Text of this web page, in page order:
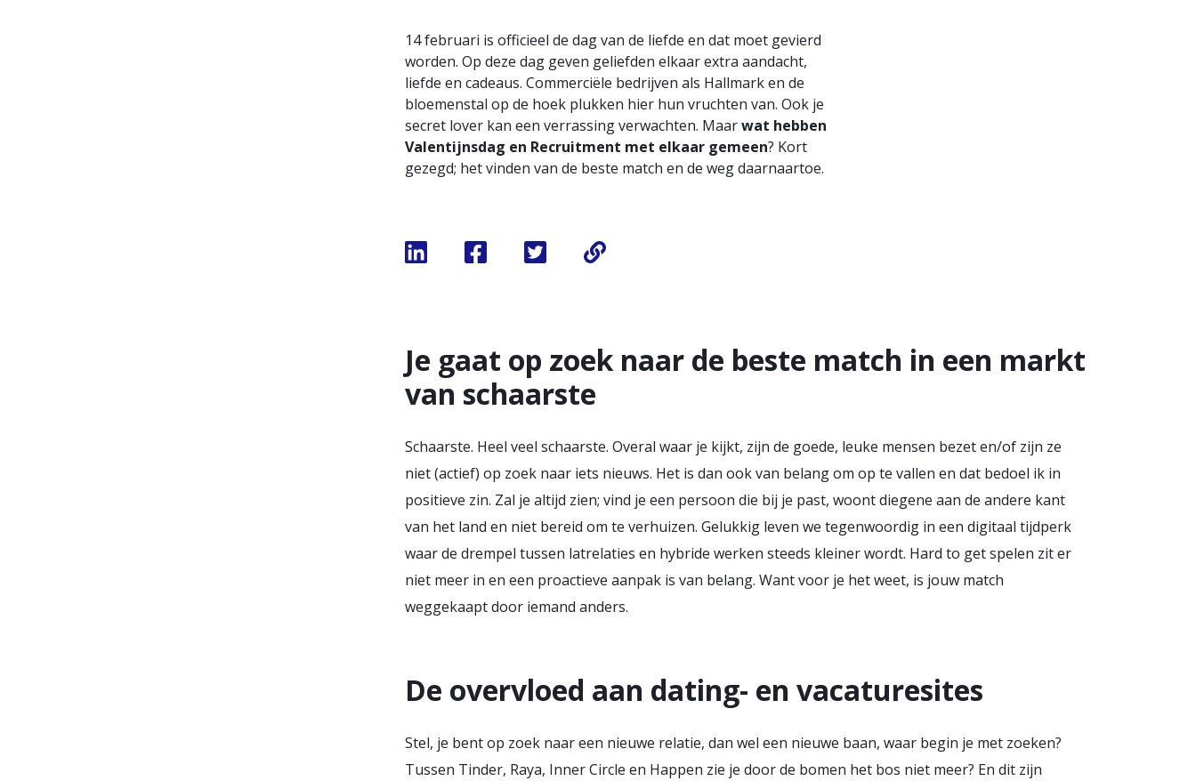
14 februari is officieel de dag van de liefde en dat moet gevierd
worden. Op deze dag geven geliefden elkaar extra aandacht,
liefde en cadeaus. Commerciële bedrijven als Hallmark en de
bloemenstal op de hoek plukken hier hun vruchten van. Ook je
secret lover kan een verrassing verwachten. Maarwat hebben
Valentijnsdag en Recruitment met elkaar gemeen? Kort
gezegd; het vinden van de beste match en de weg daarnaartoe.
Je gaat op zoek naar de beste match in een markt
van schaarste
Schaarste. Heel veel schaarste. Overal waar je kijkt, zijn de goede, leuke mensen bezet en/of zijn ze
niet (actief) op zoek naar iets nieuws. Het is dan ook van belang om op te vallen en dat bedoel ik in
positieve zin. Zal je altijd zien; vind je een persoon die bij je past, woont diegene aan de andere kant
van het land en niet bereid om te verhuizen. Gelukkig leven we tegenwoordig in een digitaal tijdperk
waar de drempel tussen latrelaties en hybride werken steeds kleiner wordt. Hard to get spelen zit er
niet meer in en een proactieve aanpak is van belang. Want voor je het weet, is jouw match
weggekaapt door iemand anders.
De overvloed aan dating- en vacaturesites
Stel, je bent op zoek naar een nieuwe relatie, dan wel een nieuwe baan, waar begin je met zoeken?
Tussen Tinder, Raya, Inner Circle en Happen zie je door de bomen het bos niet meer? En dit zijn